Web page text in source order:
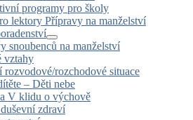
programy pro školy
lektory Přípravy na manželství
snoubenců na manželství
vztahy
rozvodové/rozchodové situace
– Děti nebe
V klidu o výchově
zdraví